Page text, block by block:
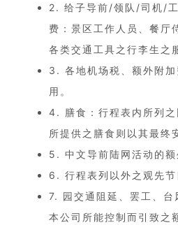
2. 给子导前/领队/司机/
费：景区工作人员、餐厅
各类交通工具之行李生之
3. 各地机场税、额外附
用。
4. 膳食：行程表内所列
所提供之膳食则以其最终
5. 中文导前陆网活动的额
6. 行程表列以外之观先节
7. 园交通阻延、罢工、台
本公司所能控制而引致之